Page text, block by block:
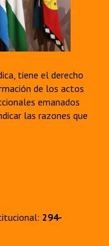
tiene el derecho
de los actos
emanados
las razones que
294-